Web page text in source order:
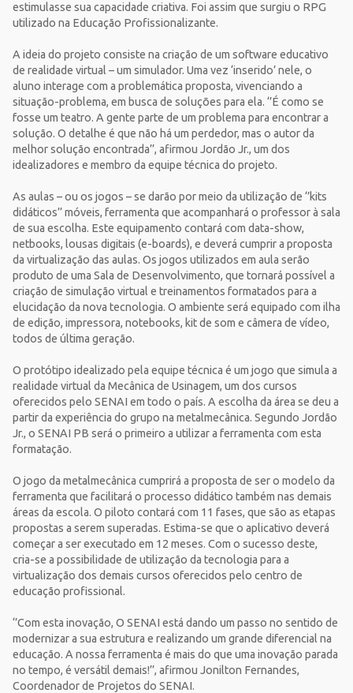
estimulasse sua capacidade criativa. Foi assim que surgiu o RPG
utilizado na Educação Profissionalizante.
A ideia do projeto consiste na criação de um software educativo
de realidade virtual – um simulador. Uma vez ‘inserido’ nele, o
aluno interage com a problemática proposta, vivenciando a
situação-problema, em busca de soluções para ela. ‘’É como se
fosse um teatro. A gente parte de um problema para encontrar a
solução. O detalhe é que não há um perdedor, mas o autor da
melhor solução encontrada’’, afirmou Jordão Jr., um dos
idealizadores e membro da equipe técnica do projeto.
As aulas – ou os jogos – se darão por meio da utilização de ‘’kits
didáticos’’ móveis, ferramenta que acompanhará o professor à sala
de sua escolha. Este equipamento contará com data-show,
netbooks, lousas digitais (e-boards), e deverá cumprir a proposta
da virtualização das aulas. Os jogos utilizados em aula serão
produto de uma Sala de Desenvolvimento, que tornará possível a
criação de simulação virtual e treinamentos formatados para a
elucidação da nova tecnologia. O ambiente será equipado com ilha
de edição, impressora, notebooks, kit de som e câmera de vídeo,
todos de última geração.
O protótipo idealizado pela equipe técnica é um jogo que simula a
realidade virtual da Mecânica de Usinagem, um dos cursos
oferecidos pelo SENAI em todo o país. A escolha da área se deu a
partir da experiência do grupo na metalmecânica. Segundo Jordão
Jr., o SENAI PB será o primeiro a utilizar a ferramenta com esta
formatação.
O jogo da metalmecânica cumprirá a proposta de ser o modelo da
ferramenta que facilitará o processo didático também nas demais
áreas da escola. O piloto contará com 11 fases, que são as etapas
propostas a serem superadas. Estima-se que o aplicativo deverá
começar a ser executado em 12 meses. Com o sucesso deste,
cria-se a possibilidade de utilização da tecnologia para a
virtualização dos demais cursos oferecidos pelo centro de
educação profissional.
‘’Com esta inovação, O SENAI está dando um passo no sentido de
modernizar a sua estrutura e realizando um grande diferencial na
educação. A nossa ferramenta é mais do que uma inovação parada
no tempo, é versátil demais!’’, afirmou Jonilton Fernandes,
Coordenador de Projetos do SENAI.